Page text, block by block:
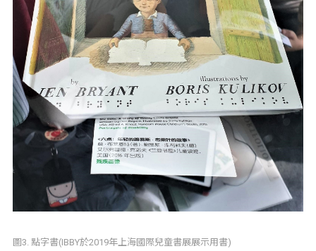
圖3. 點字書(IBBY於2019年上海國際兒童書展展示用書)